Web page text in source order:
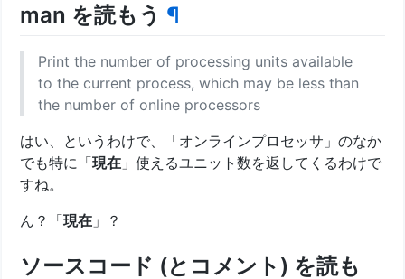
man を読もう ¶
Print the number of processing units available
to the current process, which may be less than
the number of online processors
はい、というわけで、「オンラインプロセッサ」のなか
でも特に「現在」使えるユニット数を返してくるわけで
すね。
ん？「現在」？
ソースコード (とコメント) を読も